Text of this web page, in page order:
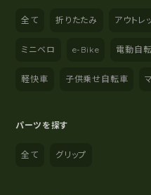
全て 折りたたみ アウトレ
ミニベロ e-Bike 電動自
軽快車 子供乗せ自転車
パーツを探す
全て グリップ